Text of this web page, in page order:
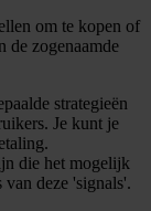
om te kopen of
de zogenaamde
strategieën
Je kunt je
die het mogelijk
van deze 'signals'.